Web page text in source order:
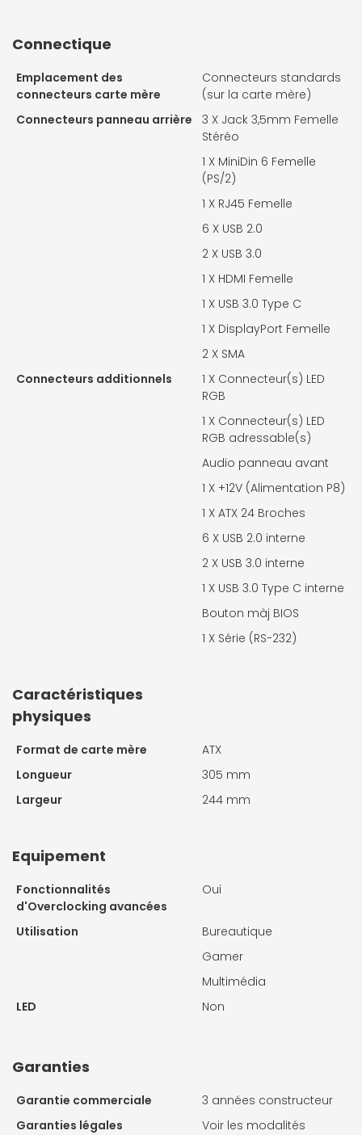
Connectique
Emplacement des
connecteurs carte mère
Connecteurs standards
(sur la carte mère)
Connecteurs panneau arrière
3 X Jack 3,5mm Femelle
Stéréo
1 X MiniDin 6 Femelle
(PS/2)
1 X RJ45 Femelle
6 X USB 2.0
2 X USB 3.0
1 X HDMI Femelle
1 X USB 3.0 Type C
1 X DisplayPort Femelle
2 X SMA
Connecteurs additionnels
1 X Connecteur(s) LED
RGB
1 X Connecteur(s) LED
RGB adressable(s)
Audio panneau avant
1 X +12V (Alimentation P8)
1 X ATX 24 Broches
6 X USB 2.0 interne
2 X USB 3.0 interne
1 X USB 3.0 Type C interne
Bouton màj BIOS
1 X Série (RS-232)
Caractéristiques
physiques
Format de carte mère
ATX
Longueur
305 mm
Largeur
244 mm
Equipement
Fonctionnalités
d'Overclocking avancées
Oui
Utilisation
Bureautique
Gamer
Multimédia
LED
Non
Garanties
Garantie commerciale
3 années constructeur
Garanties légales
Voir les modalités